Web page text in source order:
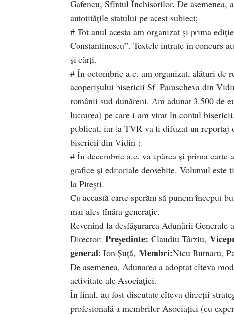
Gafencu, Sfîntul Închisorilor. De
autotităţile statului pe acest subiect;
# Tot anul acesta am organizat şi prima
Constantinescu”. Textele intrate în concurs
şi cărţi.
# În octombrie a.c. am organizat, alături de
acoperişului bisericii Sf. Parascheva din
românii sud-dunăreni. Am adunat 3.500 de
lucrarea) pe care i-am virat în contul
publicat, iar la TVR va fi difuzat un reportaj
bisericii din Vidin ;
# În decembrie a.c. va apărea şi prima carte
grafice şi editoriale deosebite. Volumul
la Piteşti.
Cu această carte sperăm să punem început
mai ales tînăra generaţie.
Revenind la desfăşurarea Adunării Generale
Director: Preşedinte: Claudiu Târziu,
general: Ion Şuţă, Membri:Nicu Butnaru,
De asemenea, Adunarea a adoptat cîteva
activitate ale Asociaţiei.
În final, au fost discutate cîteva direcţii
profesională a membrilor Asociaţiei (cu